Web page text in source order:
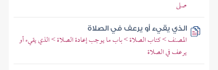
صلى
الذي يقيء أو يرعف في الصلاة
المصنف > كتاب الصلاة > باب ما يوجب إعادة الصلاة > الذي يقيء أو
يرعف في الصلاة